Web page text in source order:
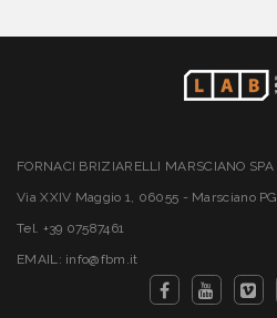
FORNACI BRIZIARELLI MARSCIANO SPA
Via XXIV Maggio 1, 06055 - Marsciano PG
Tel. +39 07587461
EMAIL: info@fbm.it